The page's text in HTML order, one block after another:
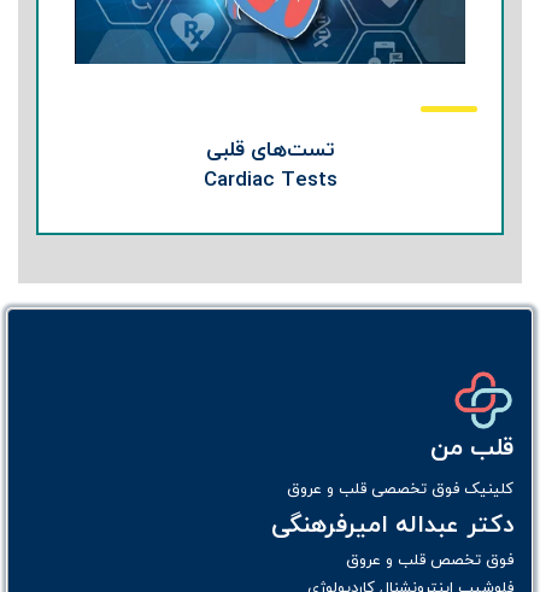
تست‌های قلبی
Cardiac Tests
قلب من
کلینیک فوق تخصصی قلب و عروق
دکتر عبداله امیرفرهنگی
فوق تخصص قلب و عروق